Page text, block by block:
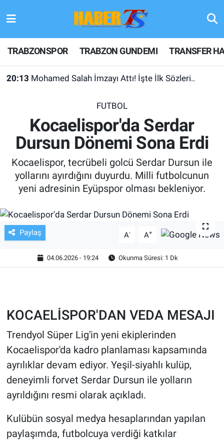
TRABZONSPOR TRABZON GUNDEMI TRANSFER
20:13 Mohamed Salah İmzayı Attı! İşte İlk Sözleri..
FUTBOL
Kocaelispor'da Serdar
Dursun Dönemi Sona Erdi
Kocaelispor, tecrübeli golcü Serdar Dursun ile
yollarını ayırdığını duyurdu. Milli futbolcunun
yeni adresinin Eyüpspor olması bekleniyor.
Paylaş A- A+
04.06.2026 - 19:24 Okunma Süresi: 1 Dk
KOCAELİSPOR'DAN VEDA MESAJI
Trendyol Süper Lig'in yeni ekiplerinden
Kocaelispor'da kadro planlaması kapsamında
ayrılıklar devam ediyor. Yeşil-siyahlı kulüp,
deneyimli forvet Serdar Dursun ile yolların
ayrıldığını resmi olarak açıkladı.
Kulübün sosyal medya hesaplarından yapılan
paylaşımda, futbolcuya verdiği katkılar
TRABZONSPOR
TRABZON GUNDEMI
KULİS MEYDANI
1461 TRABZON
FUTBOL
ALT LIGLER
TV VE SİNEMA
BASKETBOL
GENEL
KÜLTÜR SANAT
ASAYİŞ
EKONOMİ
EĞİTİM
Hava Durumu
Trafik Durumu
Son Dakika Haberleri
Haber Arşivi